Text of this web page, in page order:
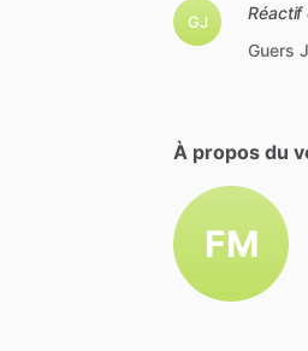
GJ
Réactif
Guers J
À propos du
FM